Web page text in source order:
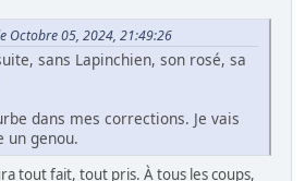
Octobre 05, 2024, 21:49:26
sans Lapinchien, son rosé, sa
dans mes corrections. Je vais
un genou.
tout fait, tout pris. À tous les coups,